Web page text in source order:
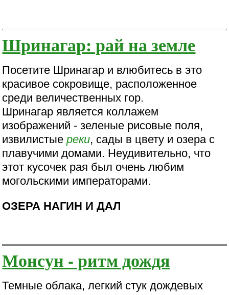
Шринагар: рай на земле
Посетите Шринагар и влюбитесь в это
красивое сокровище, расположенное
среди величественных гор.
Шринагар является коллажем
изображений - зеленые рисовые поля,
извилистыереки, сады в цвету и озера с
плавучими домами. Неудивительно, что
этот кусочек рая был очень любим
могольскими императорами.
ОЗЕРА НАГИН И ДАЛ
Монсун - ритм дождя
Темные облака, легкий стук дождевых